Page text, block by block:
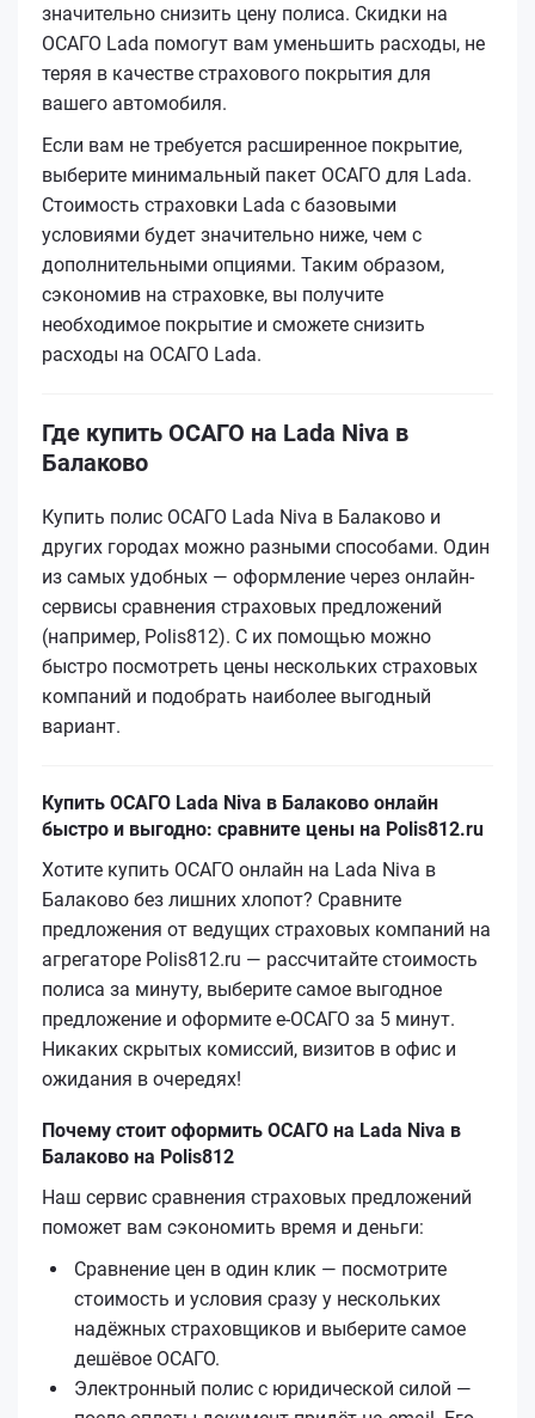
значительно снизить цену полиса. Скидки на
ОСАГО Lada помогут вам уменьшить расходы, не
теряя в качестве страхового покрытия для
вашего автомобиля.
Если вам не требуется расширенное покрытие,
выберите минимальный пакет ОСАГО для Lada.
Стоимость страховки Lada с базовыми
условиями будет значительно ниже, чем с
дополнительными опциями. Таким образом,
сэкономив на страховке, вы получите
необходимое покрытие и сможете снизить
расходы на ОСАГО Lada.
Где купить ОСАГО на Lada Niva в
Балаково
Купить полис ОСАГО Lada Niva в Балаково и
других городах можно разными способами. Один
из самых удобных — оформление через онлайн-
сервисы сравнения страховых предложений
(например, Polis812). С их помощью можно
быстро посмотреть цены нескольких страховых
компаний и подобрать наиболее выгодный
вариант.
Купить ОСАГО Lada Niva в Балаково онлайн
быстро и выгодно: сравните цены на Polis812.ru
Хотите купить ОСАГО онлайн на Lada Niva в
Балаково без лишних хлопот? Сравните
предложения от ведущих страховых компаний на
агрегаторе Polis812.ru — рассчитайте стоимость
полиса за минуту, выберите самое выгодное
предложение и оформите е‑ОСАГО за 5 минут.
Никаких скрытых комиссий, визитов в офис и
ожидания в очередях!
Почему стоит оформить ОСАГО на Lada Niva в
Балаково на Polis812
Наш сервис сравнения страховых предложений
поможет вам сэкономить время и деньги:
Сравнение цен в один клик — посмотрите
стоимость и условия сразу у нескольких
надёжных страховщиков и выберите самое
дешёвое ОСАГО.
Электронный полис с юридической силой —